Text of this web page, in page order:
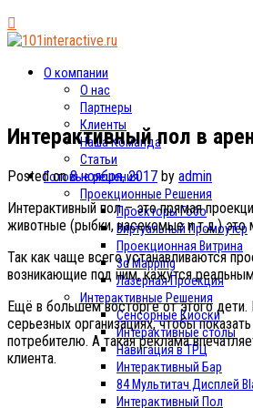
О компании
О нас
Партнеры
Клиенты
Наша Команда
Статьи
Готовые решения
Проекционные Решения
Проекторы Гобо
Виртуальный Промоутер
Проекционная Витрина
3d Mapping
Лазерная Проекция
Интерактивные Решения
Сенсорные Киоски
Интерактивные столы
Навигация в ТРЦ
Интерактивный Бар
84 Мультитач Дисплей
Интерактивный Пол
Интерактивный пол в
Posted on8 ноября, 2017 by admin
Интерактивный пол – это прямая
животные (рыбки, насекомые и т.д.) это
Так как чаще всего устанавливаются
возникающие под ним, кажутся
Ещё в большем восторге от этого дети.
серьезных организациях, чтобы
потребителю. А такая реклама
клиента.